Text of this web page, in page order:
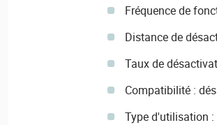
Fréquence de
Distance de
Taux de
Compatibilité :
Type d'utilisation